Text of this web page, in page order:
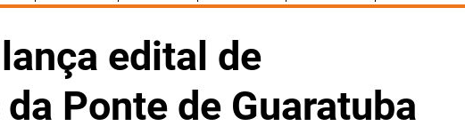
edital de
Ponte de Guaratuba